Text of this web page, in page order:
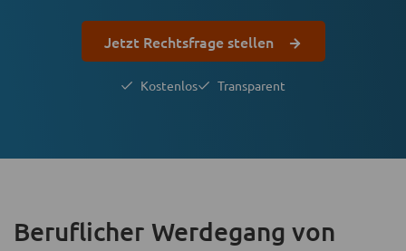
Jetzt Rechtsfrage stellen
Kostenlos Transparent
Beruflicher Werdegang von